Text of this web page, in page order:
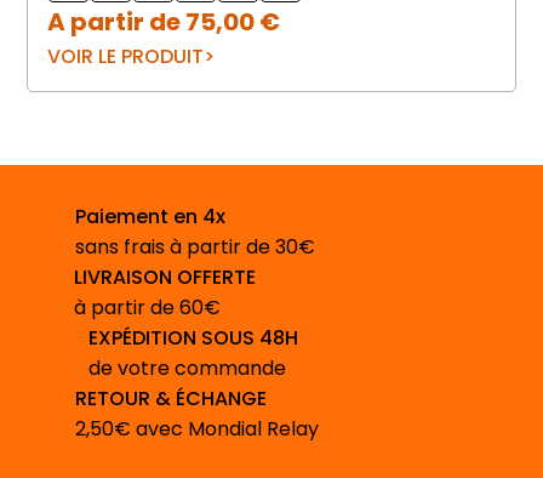
A partir de75,00€
VOIR LE PRODUIT
Paiement en 4x
sans frais à partir de 30€
LIVRAISON OFFERTE
à partir de 60€
EXPÉDITION SOUS 48H
de votre commande
RETOUR & ÉCHANGE
2,50€ avec Mondial Relay